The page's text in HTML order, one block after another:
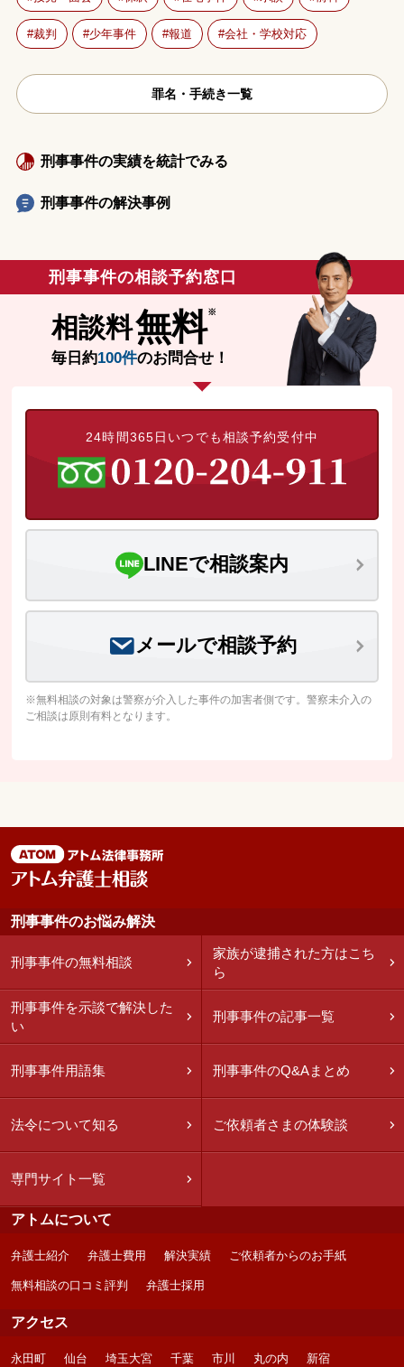
裁判 少年事件 報道 会社・学校対応
罪名・手続き一覧
刑事事件の実績を統計でみる
刑事事件の解決事例
刑事事件の相談予約窓口
相談料無料
毎日約100件のお問合せ！
24時間365日いつでも相談予約受付中
LINEで相談案内
メールで相談予約
※無料相談の対象は警察が介入した事件の加害者側です。警察未介入の
ご相談は原則有料となります。
刑事事件のお悩み解決
刑事事件の無料相談
家族が逮捕された方はこち
ら
刑事事件を示談で解決した
い
刑事事件の記事一覧
刑事事件用語集 刑事事件のQ&Aまとめ
法令について知る ご依頼者さまの体験談
専門サイト一覧
アトムについて
弁護士紹介 弁護士費用 解決実績 ご依頼者からのお手紙
無料相談の口コミ評判 弁護士採用
アクセス
永田町 仙台 埼玉大宮 千葉 市川 丸の内 新宿